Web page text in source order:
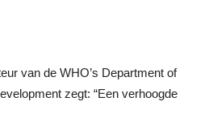
van de WHO’s Department of
zegt: “Een verhoogde